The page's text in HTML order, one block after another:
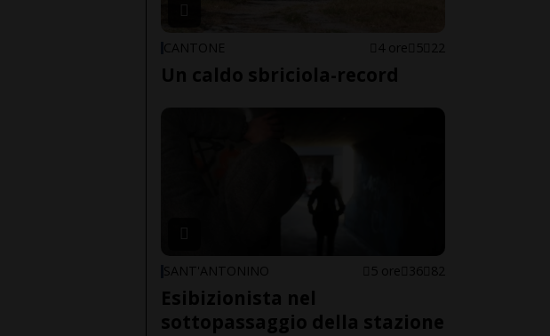
CANTONE 4 ore 5 22
Un caldo sbriciola-record
SANT'ANTONINO 5 ore 36 82
Esibizionista nel
sottopassaggio della stazione